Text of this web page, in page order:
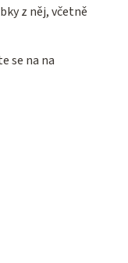
z něj, včetně
se na na